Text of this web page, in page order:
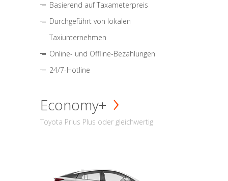
Basierend auf Taxameterpreis
Durchgeführt von lokalen
Taxiunternehmen
Online- und Offline-Bezahlungen
24/7-Hotline
Economy+
Toyota Prius Plus oder gleichwertig